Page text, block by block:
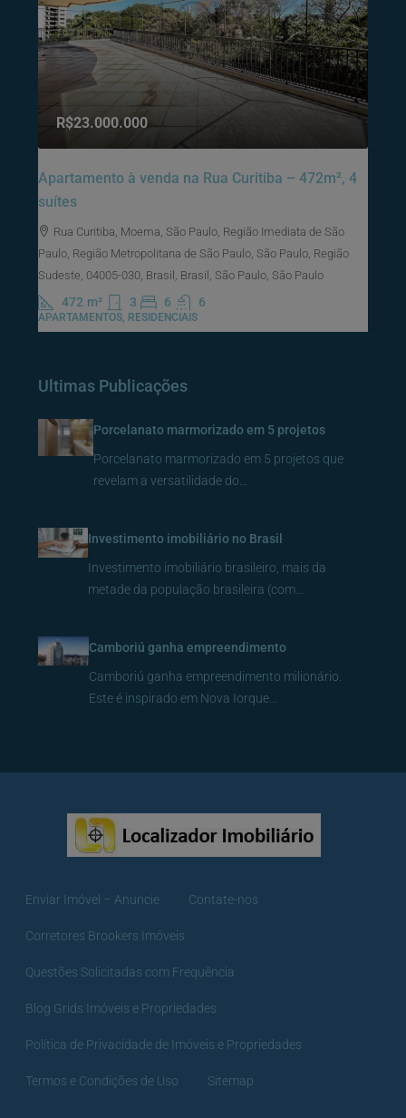
R$23.000.000
Apartamento à venda na Rua Curitiba – 472m², 4
suítes
Rua Curitiba, Moema, São Paulo, Região Imediata de São
Paulo, Região Metropolitana de São Paulo, São Paulo, Região
Sudeste, 04005-030, Brasil, Brasil, São Paulo, São Paulo
472 m² 3 6 6
APARTAMENTOS, RESIDENCIAIS
Ultimas Publicações
Porcelanato marmorizado em 5 projetos
Porcelanato marmorizado em 5 projetos que
revelam a versatilidade do…
Investimento imobiliário no Brasil
Investimento imobiliário brasileiro, mais da
metade da população brasileira (com…
Camboriú ganha empreendimento
Camboriú ganha empreendimento milionário.
Este é inspirado em Nova Iorque…
Enviar Imóvel – Anuncie Contate-nos
Corretores Brookers Imóveis
Questões Solicitadas com Frequência
Blog Grids Imóveis e Propriedades
Política de Privacidade de Imóveis e Propriedades
Termos e Condições de Uso Sitemap